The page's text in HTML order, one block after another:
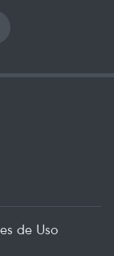
de Uso